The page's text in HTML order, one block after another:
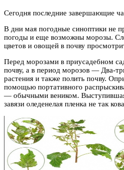
Сегодня последние завершающие
В дни мая погодные синоптики не
погоды и еще возможны морозы.
цветов и овощей в почву
Перед морозами в приусадебном
почву, а в период морозов — Два-
растения и также полить почву.
помощью портативного
— обычными веником. Выступившая
завязи оледенелая пленка не так